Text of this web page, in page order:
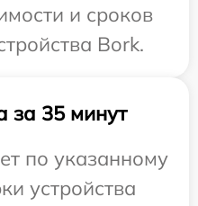
и сроков
Bork.
за 35 минут
по указанному
устройства